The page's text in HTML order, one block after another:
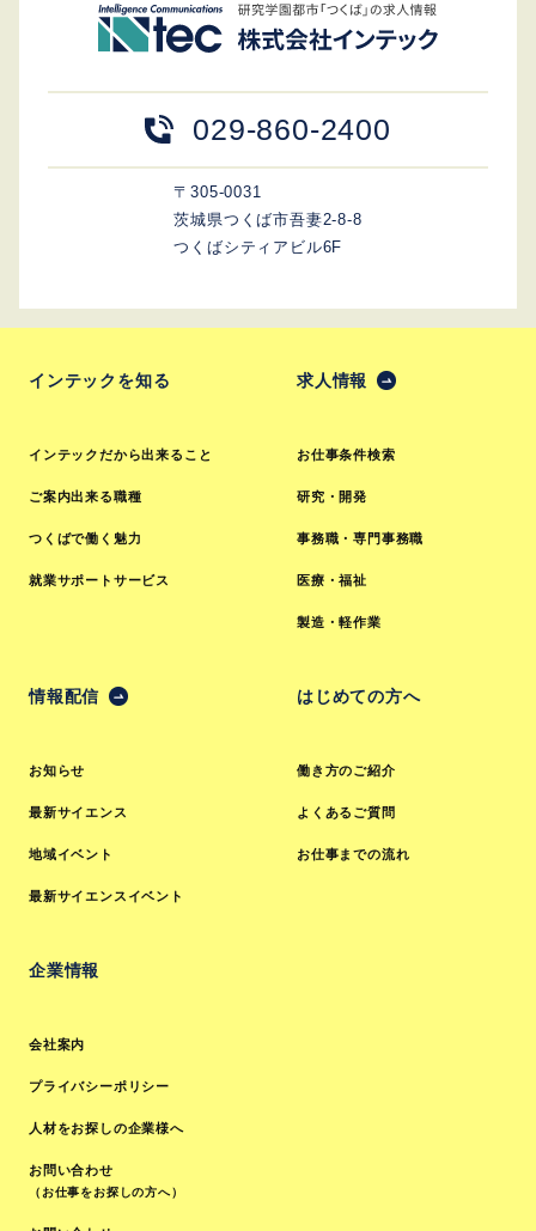
029-860-2400
〒305-0031
茨城県つくば市吾妻2-8-8
つくばシティアビル6F
インテックを知る
インテックだから出来ること
ご案内出来る職種
つくばで働く魅力
就業サポートサービス
求人情報
お仕事条件検索
研究・開発
事務職・専門事務職
医療・福祉
製造・軽作業
情報配信
お知らせ
最新サイエンス
地域イベント
最新サイエンスイベント
はじめての方へ
働き方のご紹介
よくあるご質問
お仕事までの流れ
企業情報
会社案内
プライバシーポリシー
人材をお探しの企業様へ
お問い合わせ
（お仕事をお探しの方へ）